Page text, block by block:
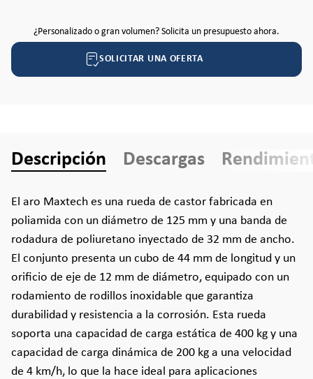
¿Personalizado o gran volumen? Solicita un presupuesto ahora.
SOLICITAR UNA OFERTA
Descripción Descargas
El aro Maxtech es una rueda de castor fabricada en
poliamida con un diámetro de 125 mm y una banda de
rodadura de poliuretano inyectado de 32 mm de ancho.
El conjunto presenta un cubo de 44 mm de longitud y un
orificio de eje de 12 mm de diámetro, equipado con un
rodamiento de rodillos inoxidable que garantiza
durabilidad y resistencia a la corrosión. Esta rueda
soporta una capacidad de carga estática de 400 kg y una
capacidad de carga dinámica de 200 kg a una velocidad
de 4 km/h, lo que la hace ideal para aplicaciones